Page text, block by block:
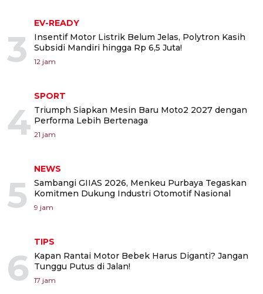
3
EV-READY
Insentif Motor Listrik Belum Jelas, Polytron Kasih
Subsidi Mandiri hingga Rp 6,5 Juta!
12 jam
4
SPORT
Triumph Siapkan Mesin Baru Moto2 2027 dengan
Performa Lebih Bertenaga
21 jam
5
NEWS
Sambangi GIIAS 2026, Menkeu Purbaya Tegaskan
Komitmen Dukung Industri Otomotif Nasional
9 jam
6
TIPS
Kapan Rantai Motor Bebek Harus Diganti? Jangan
Tunggu Putus di Jalan!
17 jam